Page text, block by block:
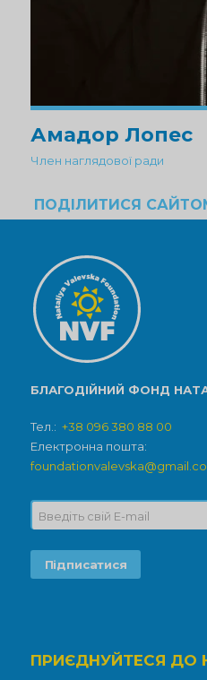
Амадор Лопес
Член наглядової ради
ПОДІЛИТИСЯ
БЛАГОДІЙНИЙ ФОНД
Тел.: +38 096 380 88 00
Електронна пошта:
ПРИЄДНУЙТЕСЯ ДО